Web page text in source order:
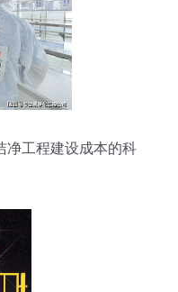
净工程建设成本的科